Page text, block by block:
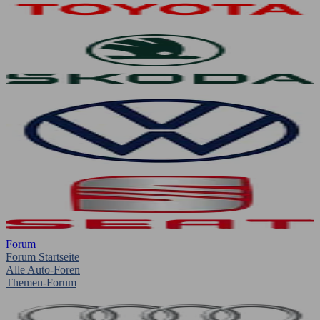
Forum
Forum Startseite
Alle Auto-Foren
Themen-Forum